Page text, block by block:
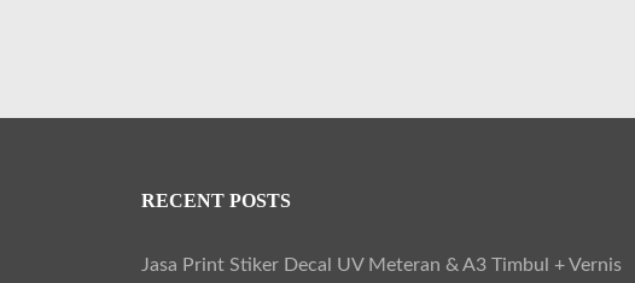
RECENT POSTS
Jasa Print Stiker Decal UV Meteran & A3 Timbul + Vernis